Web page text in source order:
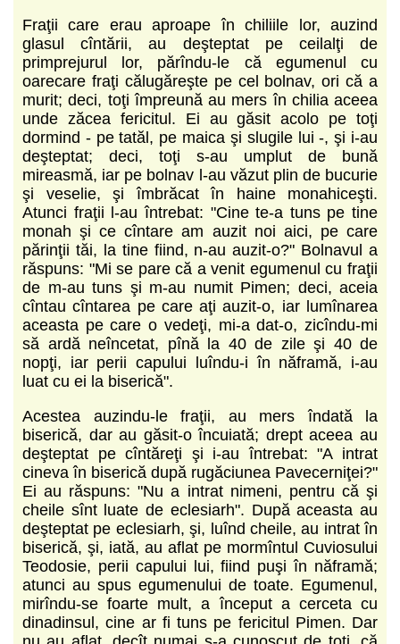
Fraţii care erau aproape în chiliile lor, auzind
glasul cîntării, au deşteptat pe ceilalţi de
primprejurul lor, părîndu-le că egumenul cu
oarecare fraţi călugăreşte pe cel bolnav, ori că a
murit; deci, toţi împreună au mers în chilia aceea
unde zăcea fericitul. Ei au găsit acolo pe toţi
dormind - pe tatăl, pe maica şi slugile lui -, şi i-au
deşteptat; deci, toţi s-au umplut de bună
mireasmă, iar pe bolnav l-au văzut plin de bucurie
şi veselie, şi îmbrăcat în haine monahiceşti.
Atunci fraţii l-au întrebat: "Cine te-a tuns pe tine
monah şi ce cîntare am auzit noi aici, pe care
părinţii tăi, la tine fiind, n-au auzit-o?" Bolnavul a
răspuns: "Mi se pare că a venit egumenul cu fraţii
de m-au tuns şi m-au numit Pimen; deci, aceia
cîntau cîntarea pe care aţi auzit-o, iar lumînarea
aceasta pe care o vedeţi, mi-a dat-o, zicîndu-mi
să ardă neîncetat, pînă la 40 de zile şi 40 de
nopţi, iar perii capului luîndu-i în năframă, i-au
luat cu ei la biserică".
Acestea auzindu-le fraţii, au mers îndată la
biserică, dar au găsit-o încuiată; drept aceea au
deşteptat pe cîntăreţi şi i-au întrebat: "A intrat
cineva în biserică după rugăciunea Pavecerniţei?"
Ei au răspuns: "Nu a intrat nimeni, pentru că şi
cheile sînt luate de eclesiarh". După aceasta au
deşteptat pe eclesiarh, şi, luînd cheile, au intrat în
biserică, şi, iată, au aflat pe mormîntul Cuviosului
Teodosie, perii capului lui, fiind puşi în năframă;
atunci au spus egumenului de toate. Egumenul,
mirîndu-se foarte mult, a început a cerceta cu
dinadinsul, cine ar fi tuns pe fericitul Pimen. Dar